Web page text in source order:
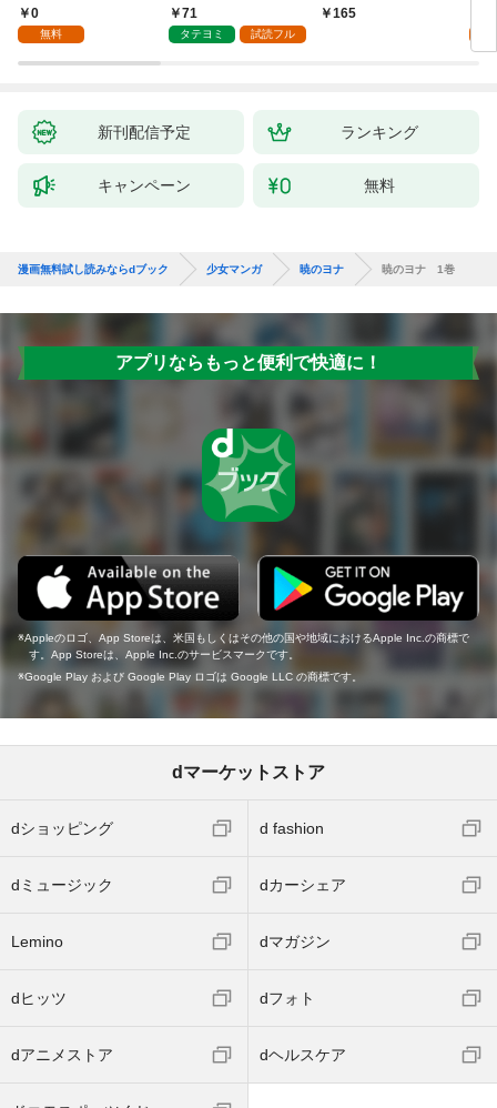
0
無料
しません
71
タテヨミ 試読フル
息に腕を折られたの
165
新刊配信予定 ランキング
キャンペーン 無料
漫画無料試し読みならdブック 少女マンガ 暁のヨナ 暁のヨナ 1巻
アプリならもっと便利で快適に！
Appleのロゴ、App Storeは、米国もしくはその他の国や地域におけるApple Inc.の商標で
す。App Storeは、Apple Inc.のサービスマークです。
Google Play および Google Play ロゴは Google LLC の商標です。
dマーケットストア
dショッピング d fashion
dミュージック dカーシェア
Lemino dマガジン
dヒッツ dフォト
dアニメストア dヘルスケア